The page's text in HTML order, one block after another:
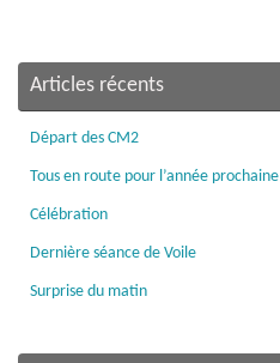
Articles récents
Départ des CM2
Tous en route pour l’année prochaine
Célébration
Dernière séance de Voile
Surprise du matin